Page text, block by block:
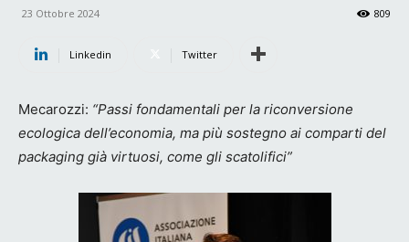
23 Ottobre 2024 809
Linkedin Twitter
Mecarozzi: “Passi fondamentali per la riconversione
ecologica dell’economia, ma più sostegno ai comparti del
packaging già virtuosi, come gli scatolifici”